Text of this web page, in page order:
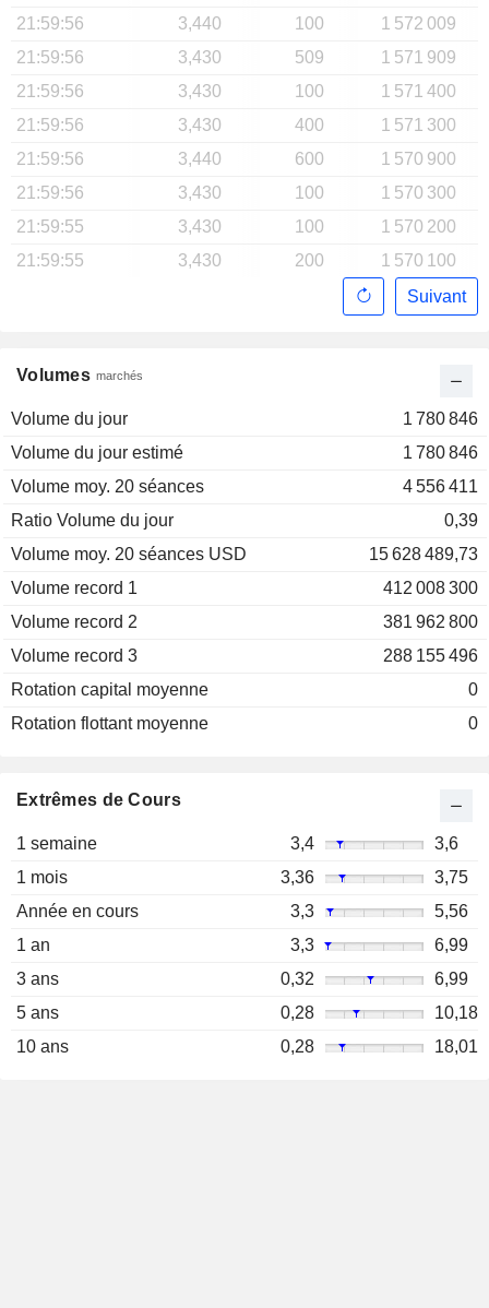
Volumes marchés
Volume du jour
1 780 846
Volume du jour estimé
1 780 846
Volume moy. 20 séances
4 556 411
Ratio Volume du jour
0,39
Volume moy. 20 séances USD
15 628 489,73
Volume record 1
412 008 300
Volume record 2
381 962 800
Volume record 3
288 155 496
Rotation capital moyenne
0
Rotation flottant moyenne
0
21:59:56
3,440 100
1 572 009
21:59:56
3,430 509
1 571 909
21:59:56
3,430 100
1 571 400
21:59:56
3,430 400
1 571 300
21:59:56
3,440 600
1 570 900
21:59:56
3,430 100
1 570 300
21:59:55
3,430 100
1 570 200
21:59:55
3,430 200
1 570 100
Suivant
Extrêmes de Cours
1 semaine 3,4
3,6
1 mois
3,36
3,75
Année en cours
3,3
5,56
1 an
3,3
6,99
3 ans
0,32
6,99
5 ans
0,28
10,18
10 ans
0,28 18,01